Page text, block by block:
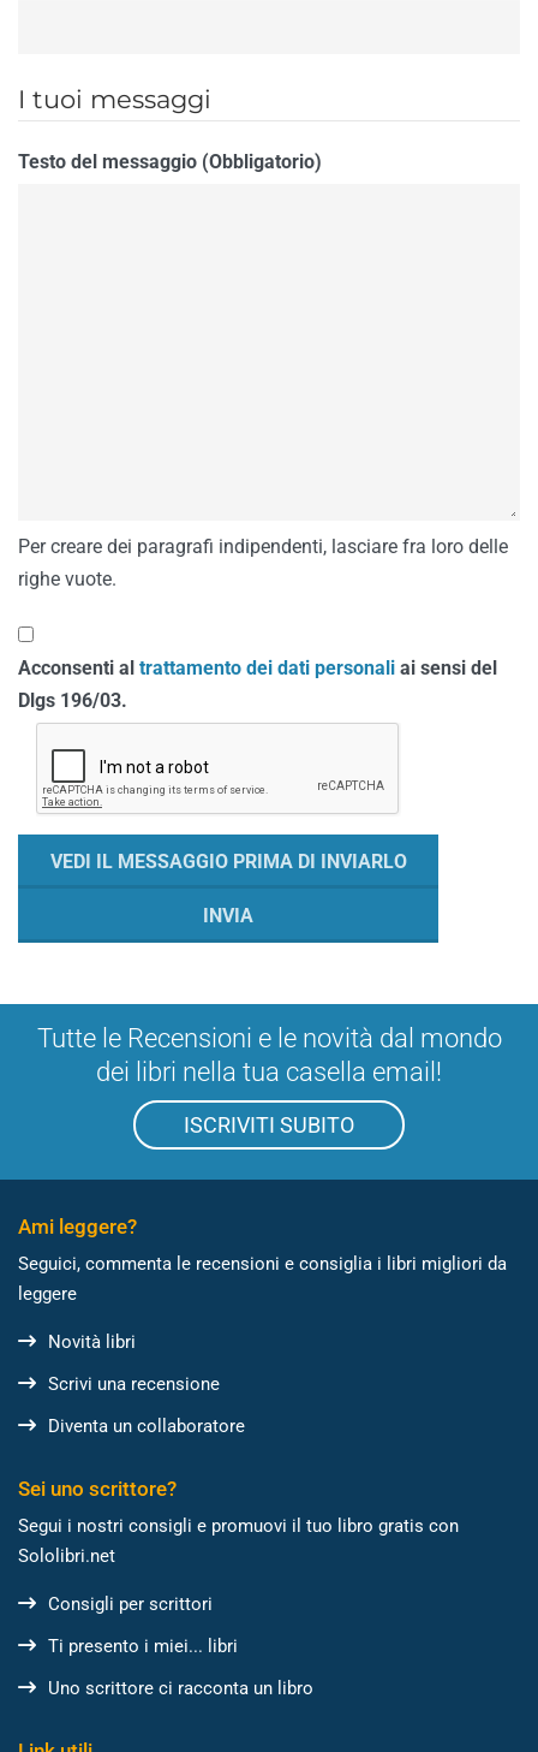
I tuoi messaggi
Testo del messaggio (Obbligatorio)
Per creare dei paragrafi indipendenti, lasciare fra loro delle
righe vuote.
Acconsenti al trattamento dei dati personali ai sensi del
Dlgs 196/03.
Tutte le Recensioni e le novità dal mondo
dei libri nella tua casella email!
ISCRIVITI SUBITO
Ami leggere?
Seguici, commenta le recensioni e consiglia i libri migliori da
leggere
Novità libri
Scrivi una recensione
Diventa un collaboratore
Sei uno scrittore?
Segui i nostri consigli e promuovi il tuo libro gratis con
Sololibri.net
Consigli per scrittori
Ti presento i miei... libri
Uno scrittore ci racconta un libro